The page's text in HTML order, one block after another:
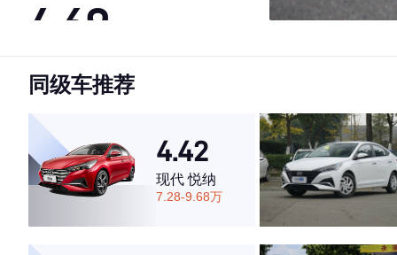
4.69
·外观表现较为优秀，优于67%同级车
·空间表现较为优秀，优于87%同级车
同级车推荐
4.42
现代 悦纳
7.28-9.68万